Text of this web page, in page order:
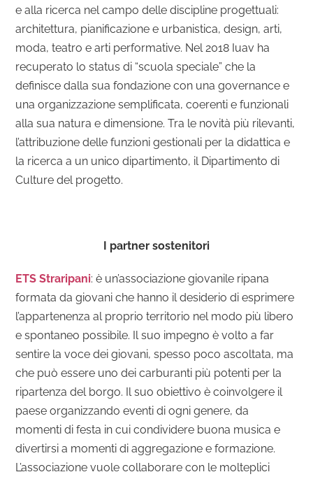
e alla ricerca nel campo delle discipline progettuali:
architettura, pianificazione e urbanistica, design, arti,
moda, teatro e arti performative. Nel 2018 Iuav ha
recuperato lo status di “scuola speciale” che la
definisce dalla sua fondazione con una governance e
una organizzazione semplificata, coerenti e funzionali
alla sua natura e dimensione. Tra le novità più rilevanti,
l’attribuzione delle funzioni gestionali per la didattica e
la ricerca a un unico dipartimento, il Dipartimento di
Culture del progetto.
I partner sostenitori
ETS Straripani: è un’associazione giovanile ripana
formata da giovani che hanno il desiderio di esprimere
l’appartenenza al proprio territorio nel modo più libero
e spontaneo possibile. Il suo impegno è volto a far
sentire la voce dei giovani, spesso poco ascoltata, ma
che può essere uno dei carburanti più potenti per la
ripartenza del borgo. Il suo obiettivo è coinvolgere il
paese organizzando eventi di ogni genere, da
momenti di festa in cui condividere buona musica e
divertirsi a momenti di aggregazione e formazione.
L’associazione vuole collaborare con le molteplici